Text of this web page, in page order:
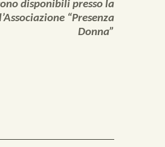
disponibili presso la
“Presenza
Donna”